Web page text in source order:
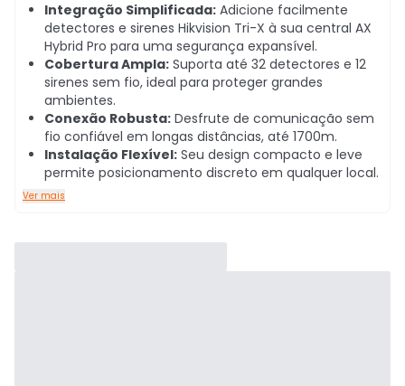
Integração Simplificada: Adicione facilmente
detectores e sirenes Hikvision Tri-X à sua central AX
Hybrid Pro para uma segurança expansível.
Cobertura Ampla: Suporta até 32 detectores e 12
sirenes sem fio, ideal para proteger grandes
ambientes.
Conexão Robusta: Desfrute de comunicação sem
fio confiável em longas distâncias, até 1700m.
Instalação Flexível: Seu design compacto e leve
permite posicionamento discreto em qualquer local.
Ver mais